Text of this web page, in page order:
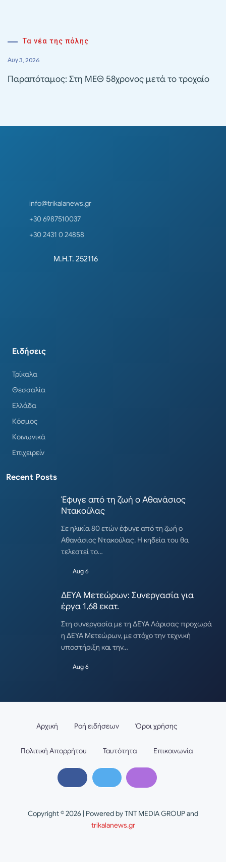
Τα νέα της πόλης
Αυγ 3, 2026
Παραπόταμος: Στη ΜΕΘ 58χρονος μετά το τροχαίο
info@trikalanews.gr
+30 6987510037
+30 2431 0 24858
Μ.Η.Τ. 252116
Ειδήσεις
Τρίκαλα
Θεσσαλία
Ελλάδα
Κόσμος
Κοινωνικά
Επιχειρείν
Recent Posts
Έφυγε από τη ζωή ο Αθανάσιος
Ντακούλας
Σε ηλικία 80 ετών έφυγε από τη ζωή ο
Αθανάσιος Ντακούλας. Η κηδεία του θα
τελεστεί το…
Aug 6
ΔΕΥΑ Μετεώρων: Συνεργασία για
έργα 1,68 εκατ.
Στη συνεργασία με τη ΔΕΥΑ Λάρισας προχωρά
η ΔΕΥΑ Μετεώρων, με στόχο την τεχνική
υποστήριξη και την…
Aug 6
Copyright © 2026 | Powered by TNT MEDIA GROUP and
trikalanews.gr
Αρχική Ροή ειδήσεων Όροι χρήσης
Πολιτική Απορρήτου Ταυτότητα Επικοινωνία